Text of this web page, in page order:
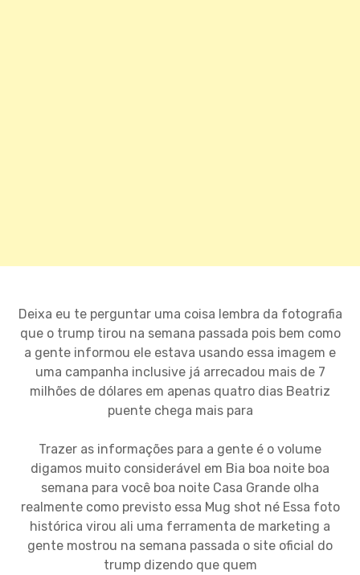
Deixa eu te perguntar uma coisa lembra da fotografia
que o trump tirou na semana passada pois bem como
a gente informou ele estava usando essa imagem e
uma campanha inclusive já arrecadou mais de 7
milhões de dólares em apenas quatro dias Beatriz
puente chega mais para
Trazer as informações para a gente é o volume
digamos muito considerável em Bia boa noite boa
semana para você boa noite Casa Grande olha
realmente como previsto essa Mug shot né Essa foto
histórica virou ali uma ferramenta de marketing a
gente mostrou na semana passada o site oficial do
trump dizendo que quem